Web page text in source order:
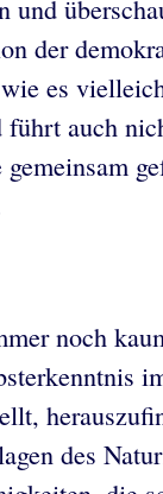
der
es
auch
noch
des